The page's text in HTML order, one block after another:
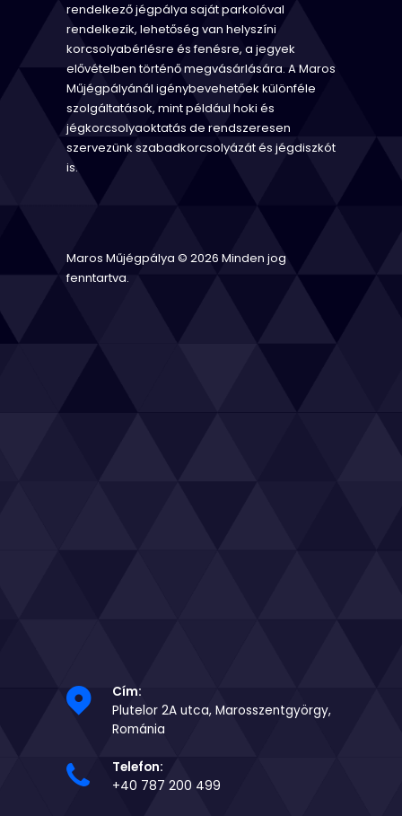
rendelkező jégpálya saját parkolóval
rendelkezik, lehetőség van helyszíni
korcsolyabérlésre és fenésre, a jegyek
elővételben történő megvásárlására. A Maros
Műjégpályánál igénybevehetőek különféle
szolgáltatások, mint például hoki és
jégkorcsolyaoktatás de rendszeresen
szervezünk szabadkorcsolyázát és jégdiszkót
is.
Maros Műjégpálya © 2026 Minden jog
fenntartva.
Cím:
Plutelor 2A utca, Marosszentgyörgy,
Románia
Telefon:
+40 787 200 499